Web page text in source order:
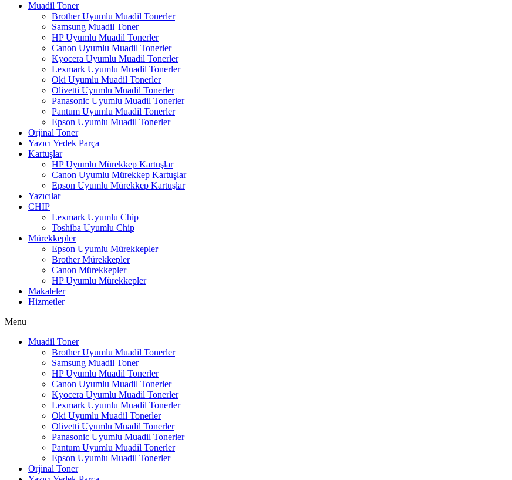
Muadil Toner
Brother Uyumlu Muadil Tonerler
Samsung Muadil Toner
HP Uyumlu Muadil Tonerler
Canon Uyumlu Muadil Tonerler
Kyocera Uyumlu Muadil Tonerler
Lexmark Uyumlu Muadil Tonerler
Oki Uyumlu Muadil Tonerler
Olivetti Uyumlu Muadil Tonerler
Panasonic Uyumlu Muadil Tonerler
Pantum Uyumlu Muadil Tonerler
Epson Uyumlu Muadil Tonerler
Orjinal Toner
Yazıcı Yedek Parça
Kartuşlar
HP Uyumlu Mürekkep Kartuşlar
Canon Uyumlu Mürekkep Kartuşlar
Epson Uyumlu Mürekkep Kartuşlar
Yazıcılar
CHIP
Lexmark Uyumlu Chip
Toshiba Uyumlu Chip
Mürekkepler
Epson Uyumlu Mürekkepler
Brother Mürekkepler
Canon Mürekkepler
HP Uyumlu Mürekkepler
Makaleler
Hizmetler
Menu
Muadil Toner
Brother Uyumlu Muadil Tonerler
Samsung Muadil Toner
HP Uyumlu Muadil Tonerler
Canon Uyumlu Muadil Tonerler
Kyocera Uyumlu Muadil Tonerler
Lexmark Uyumlu Muadil Tonerler
Oki Uyumlu Muadil Tonerler
Olivetti Uyumlu Muadil Tonerler
Panasonic Uyumlu Muadil Tonerler
Pantum Uyumlu Muadil Tonerler
Epson Uyumlu Muadil Tonerler
Orjinal Toner